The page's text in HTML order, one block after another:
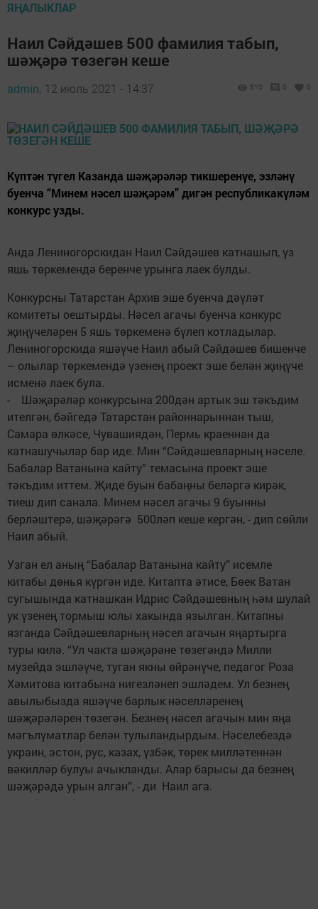
ЯҢАЛЫКЛАР
Наил Сәйдәшев 500 фамилия табып,
шәҗәрә төзегән кеше
admin, 12 июль 2021 - 14:37 510 0 0
Күптән түгел Казанда шәҗәрәләр тикшеренүе, эзләнү
буенча “Минем нәсел шәҗәрәм” дигән республикакүләм
конкурс узды.
Анда Лениногорскидан Наил Сәйдәшев катнашып, үз
яшь төркемендә беренче урынга лаек булды.
Конкурсны Татарстан Архив эше буенча дәүләт
комитеты оештырды. Нәсел агачы буенча конкурс
җиңүчеләрен 5 яшь төркеменә бүлеп котладылар.
Лениногорскида яшәүче Наил абый Сәйдәшев бишенче
– олылар төркемендә үзенең проект эше белән җиңүче
исменә лаек була.
- Шәҗәрәләр конкурсына 200дән артык эш тәкъдим
ителгән, бәйгедә Татарстан районнарыннан тыш,
Самара өлкәсе, Чувашиядән, Пермь краеннан да
катнашучылар бар иде. Мин “Сәйдәшевларның нәселе.
Бабалар Ватанына кайту” темасына проект эше
тәкъдим иттем. Җиде буын бабаңны беләргә кирәк,
тиеш дип санала. Минем нәсел агачы 9 буынны
берләштерә, шәҗәрәгә 500ләп кеше кергән, - дип сөйли
Наил абый.
Узган ел аның “Бабалар Ватанына кайту” исемле
китабы дөнья күргән иде. Китапта әтисе, Бөек Ватан
сугышында катнашкан Идрис Сәйдәшевның һәм шулай
ук үзенең тормыш юлы хакында язылган. Китапны
язганда Сәйдәшевларның нәсел агачын яңартырга
туры килә. “Ул чакта шәҗәрәне төзегәндә Милли
музейда эшләүче, туган якны өйрәнүче, педагог Роза
Хәмитова китабына нигезләнеп эшләдем. Ул безнең
авылыбызда яшәүче барлык нәселләренең
шәҗәрәләрен төзегән. Безнең нәсел агачын мин яңа
мәгълүматлар белән тулыландырдым. Нәселебездә
украин, эстон, рус, казах, үзбәк, төрек милләтеннән
вәкилләр булуы ачыкланды. Алар барысы да безнең
шәҗәрәдә урын алган”, - ди Наил ага.